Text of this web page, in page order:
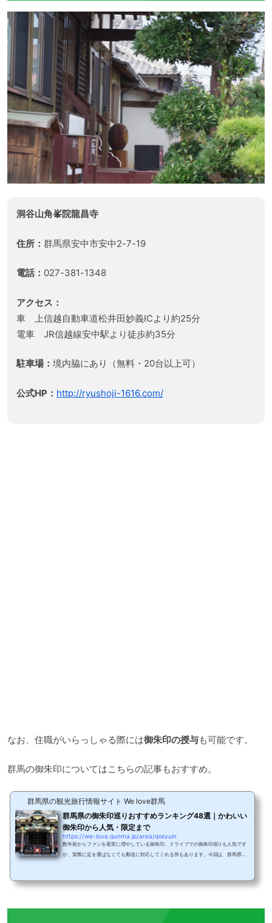
洞谷山角峯院龍昌寺
住所： 群馬県安中市安中2-7-19
電話： 027-381-1348
アクセス：
車 上信越自動車道松井田妙義ICより約25分
電車 JR信越線安中駅より徒歩約35分
駐車場： 境内脇にあり（無料・20台以上可）
公式HP： http://ryushoji-1616.com/
なお、住職がいらっしゃる際には御朱印の授与も可能です。
群馬の御朱印についてはこちらの記事もおすすめ。
群馬県の観光旅行情報サイト We love群馬
群馬県の御朱印巡りおすすめランキング48選｜かわいい
御朱印から人気・限定まで
https://we-love.gunma.jp/area/gosyuin
数年前からファンを着実に増やしている御朱印。ドライブでの御朱印巡りも人気です
が、実際に足を運ばなくても郵送に対応してくれる所もあります。今回は、群馬県で
なども変わることがあります。詳細は各施設に直接お問い合わせください。高崎市の